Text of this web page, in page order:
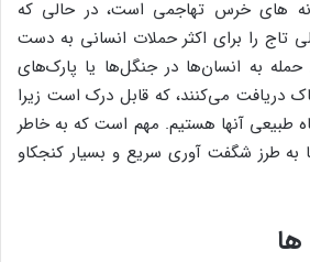
های خرس تهاجمی است، در حالی که
را برای اکثر حملات انسانی به دست
به انسان‌ها در جنگل‌ها یا پارک‌های
دریافت می‌کنند، که قابل درک است زیرا
طبیعی آنها هستیم. مهم است که به خاطر
طرز شگفت آوری سریع و بسیار کنجکاو
ها